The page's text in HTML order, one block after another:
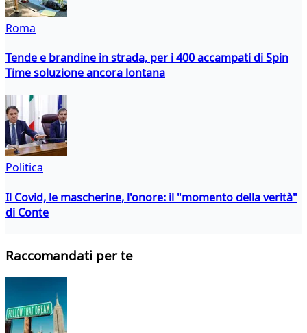
Roma
Tende e brandine in strada, per i 400 accampati di Spin
Time soluzione ancora lontana
Politica
Il Covid, le mascherine, l'onore: il "momento della verità"
di Conte
Raccomandati per te